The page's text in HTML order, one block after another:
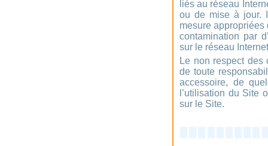
liés au réseau
ou de mise à jour.
mesure
contamination par
sur le réseau
Le non respect des
de toute
accessoire, de
l’utilisation du Site
sur le Site.